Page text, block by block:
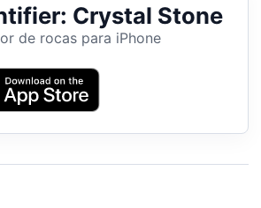
Crystal Stone
de rocas para iPhone